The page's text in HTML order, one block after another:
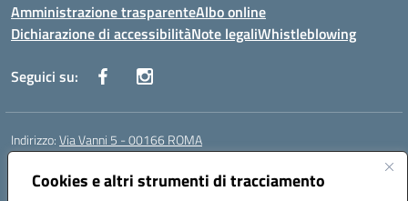
Cookies e altri strumenti di tracciamento
Amministrazione trasparenteAlbo online
Dichiarazione di accessibilitàNote legaliWhistleblowing
Seguici su:
Indirizzo:Via Vanni 5 - 00166 ROMA
Centralino:
Posta elettronica certificata (PEC):RMIC86500P@pec.istruzione.it